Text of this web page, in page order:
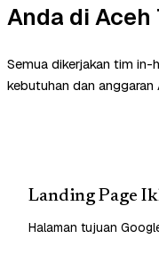
Anda di Aceh
Semua dikerjakan tim in-
kebutuhan dan anggaran
Landing Page
Halaman tujuan